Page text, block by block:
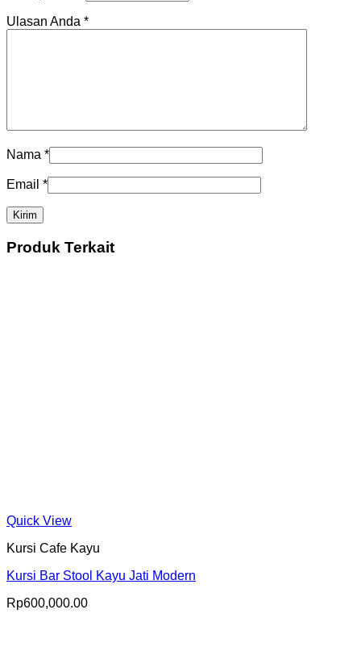
Ulasan Anda *
Nama *
Email *
Produk Terkait
Quick View
Kursi Cafe Kayu
Kursi Bar Stool Kayu Jati Modern
Rp600,000.00